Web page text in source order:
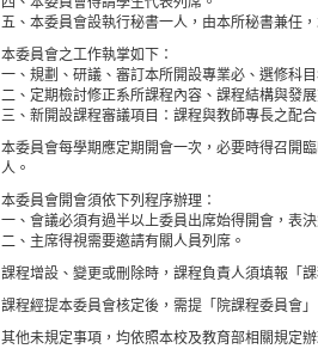
五、本委員會設執行秘書一人，由本所秘書兼任
本委員會之工作執掌如下：
一、規劃、研議、審訂本所開設專業必、選修科
二、定期檢討修正系所課程內容、課程結構與發
三、新開設課程審議項目：課程與教師專長之配
本委員會每學期應定期開會一次，必要時得召開
人。
本委員會開會須依下列程序辦理：
一、會議必須有過半以上委員出席始得開會，表
二、主席得視需要邀請有關人員列席。
課程增設、變更或刪除時，課程負責人須填報「
課程經提本委員會核定後，需提「院課程委員會
其他未規定事項，均依照本校及教育部相關規定